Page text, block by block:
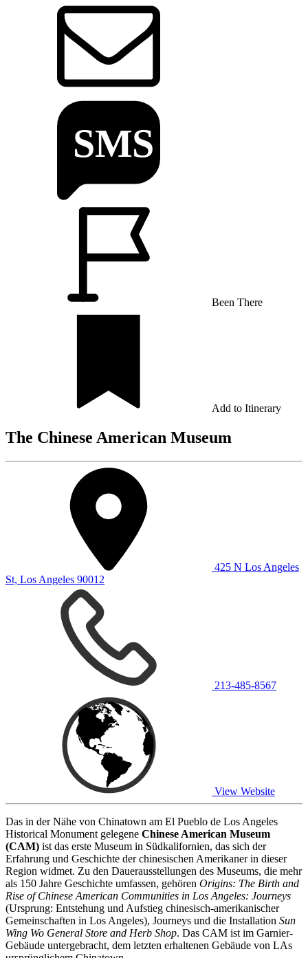
Been There
Add to Itinerary
The Chinese American Museum
425 N Los Angeles
St, Los Angeles 90012
213-485-8567
View Website
Das in der Nähe von Chinatown am El Pueblo de Los Angeles
Historical Monument gelegene Chinese American Museum
(CAM) ist das erste Museum in Südkalifornien, das sich der
Erfahrung und Geschichte der chinesischen Amerikaner in dieser
Region widmet. Zu den Dauerausstellungen des Museums, die mehr
als 150 Jahre Geschichte umfassen, gehören Origins: The Birth and
Rise of Chinese American Communities in Los Angeles: Journeys
(Ursprung: Entstehung und Aufstieg chinesisch-amerikanischer
Gemeinschaften in Los Angeles), Journeys und die Installation Sun
Wing Wo General Store and Herb Shop. Das CAM ist im Garnier-
Gebäude untergebracht, dem letzten erhaltenen Gebäude von LAs